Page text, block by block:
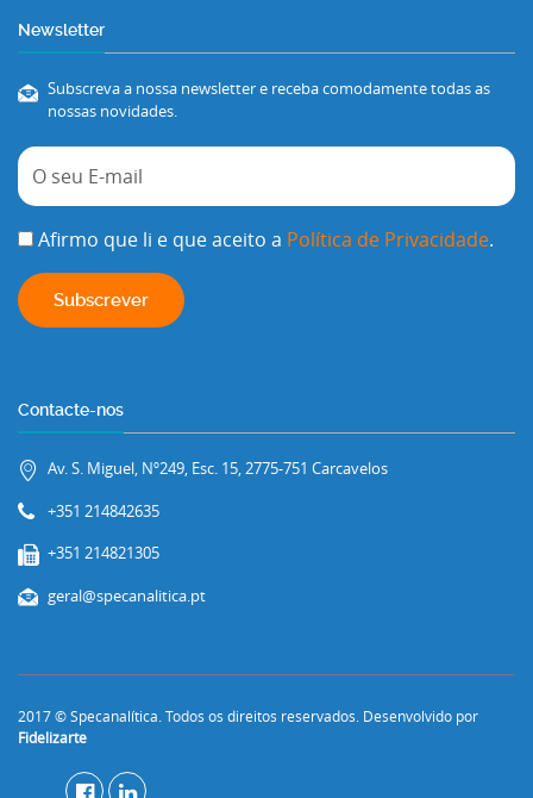
Newsletter
Subscreva a nossa newsletter e receba comodamente todas as
nossas novidades.
Afirmo que li e que aceito a Política de Privacidade.
Contacte-nos
Av. S. Miguel, Nº249, Esc. 15, 2775-751 Carcavelos
+351 214842635
+351 214821305
geral@specanalitica.pt
2017 © Specanalítica. Todos os direitos reservados. Desenvolvido por
Fidelizarte